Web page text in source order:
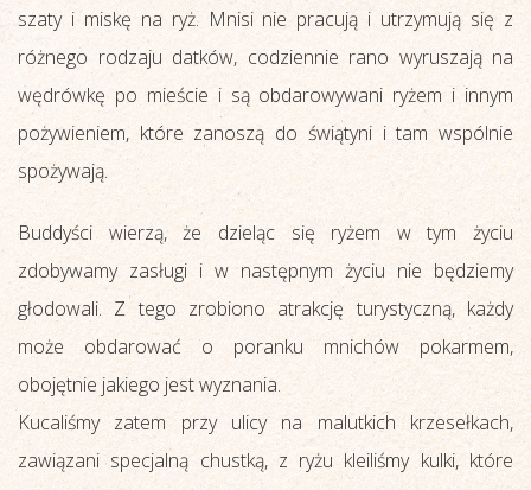
szaty i miskę na ryż. Mnisi nie pracują i utrzymują się z
różnego rodzaju datków, codziennie rano wyruszają na
wędrówkę po mieście i są obdarowywani ryżem i innym
pożywieniem, które zanoszą do świątyni i tam wspólnie
spożywają.
Buddyści wierzą, że dzieląc się ryżem w tym życiu
zdobywamy zasługi i w następnym życiu nie będziemy
głodowali. Z tego zrobiono atrakcję turystyczną, każdy
może obdarować o poranku mnichów pokarmem,
obojętnie jakiego jest wyznania.
Kucaliśmy zatem przy ulicy na malutkich krzesełkach,
zawiązani specjalną chustką, z ryżu kleiliśmy kulki, które